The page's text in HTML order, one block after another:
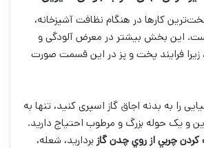
کار‌ها در هنگام نظافت آشپزخانه،
این بخش بیشتر در معرض آلودگی و
زیرا فرایند پخت و پز در این قسمت صورت
را به بدنه اجاق گاز اسپری کنید، تنها به
یک حوله بزرگ و مرطوب احتیاج دارید.
كردن چربي از روي چدن گاز بردارید، شعله،